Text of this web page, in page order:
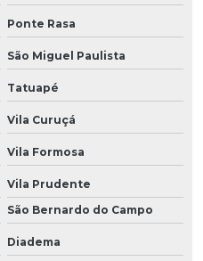
Ponte Rasa
São Miguel Paulista
Tatuapé
Vila Curuçá
Vila Formosa
Vila Prudente
São Bernardo do Campo
Diadema